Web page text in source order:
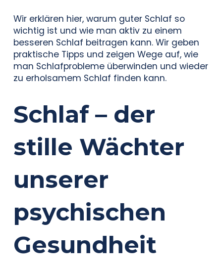
Wir erklären hier, warum guter Schlaf so
wichtig ist und wie man aktiv zu einem
besseren Schlaf beitragen kann. Wir geben
praktische Tipps und zeigen Wege auf, wie
man Schlafprobleme überwinden und wieder
zu erholsamem Schlaf finden kann.
Schlaf – der
stille Wächter
unserer
psychischen
Gesundheit